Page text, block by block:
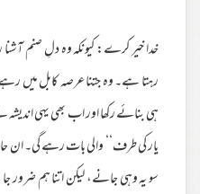
خدا خیر کرے: کیونکہ وہ دلِ صنم آشنا
رہتا ہے۔ وہ جتنا عرصہ کابل میں رہے
ہی بنائے رکھا اور اب بھی یہی
یار کی طرف‘‘ والی بات رہے گی۔ ان
سو یہ وہی جانے، لیکن اتنا ہم ضرور